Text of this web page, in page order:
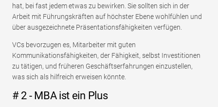
hat, bei fast jedem etwas zu bewirken. Sie sollten sich in der
Arbeit mit Führungskräften auf höchster Ebene wohlfühlen und
über ausgezeichnete Präsentationsfähigkeiten verfügen.
VCs bevorzugen es, Mitarbeiter mit guten
Kommunikationsfähigkeiten, der Fähigkeit, selbst Investitionen
zu tätigen, und früheren Geschäftserfahrungen einzustellen,
was sich als hilfreich erweisen könnte.
# 2 - MBA ist ein Plus